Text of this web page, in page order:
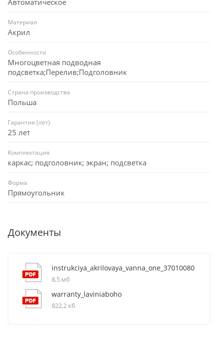
Материал
Акрил
Особенности
Многоцветная подводная
подсветка;Перелив;Подголовник
Страна производства
Польша
Гарантия (лет)
25 лет
Комплектация
каркас; подголовник; экран; подсветка
Форма
Прямоугольник
Документы
instrukciya_akrilovaya_vanna_one_37010080
8,5 мб
warranty_laviniaboho
822,2 кб